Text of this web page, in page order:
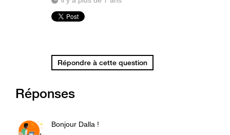
Répondre à cette question
Réponses
Bonjour Dalla !